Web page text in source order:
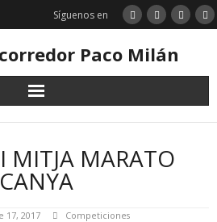
Síguenos en
Paco Milán
MITJA MARATO
17, 2017 Competiciones